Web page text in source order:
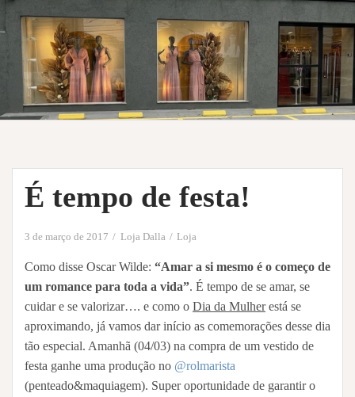
É tempo de festa!
3 de março de 2017 Loja Dalla Loja
Como disse Oscar Wilde: “Amar a si mesmo é o começo de
um romance para toda a vida”. É tempo de se amar, se
cuidar e se valorizar…. e como o Dia da Mulherestá se
aproximando, já vamos dar início as comemorações desse dia
tão especial. Amanhã (04/03) na compra de um vestido de
festa ganhe uma produção no @rolmarista
(penteado&maquiagem). Super oportunidade de garantir o